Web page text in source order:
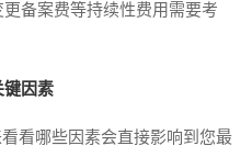
备案费等持续性费用需要考
键因素
哪些因素会直接影响到您最